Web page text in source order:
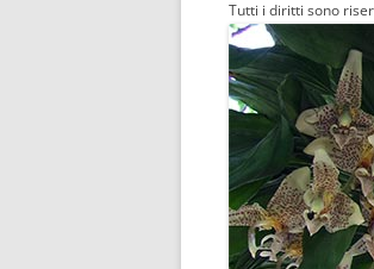
Tutti i diritti sono